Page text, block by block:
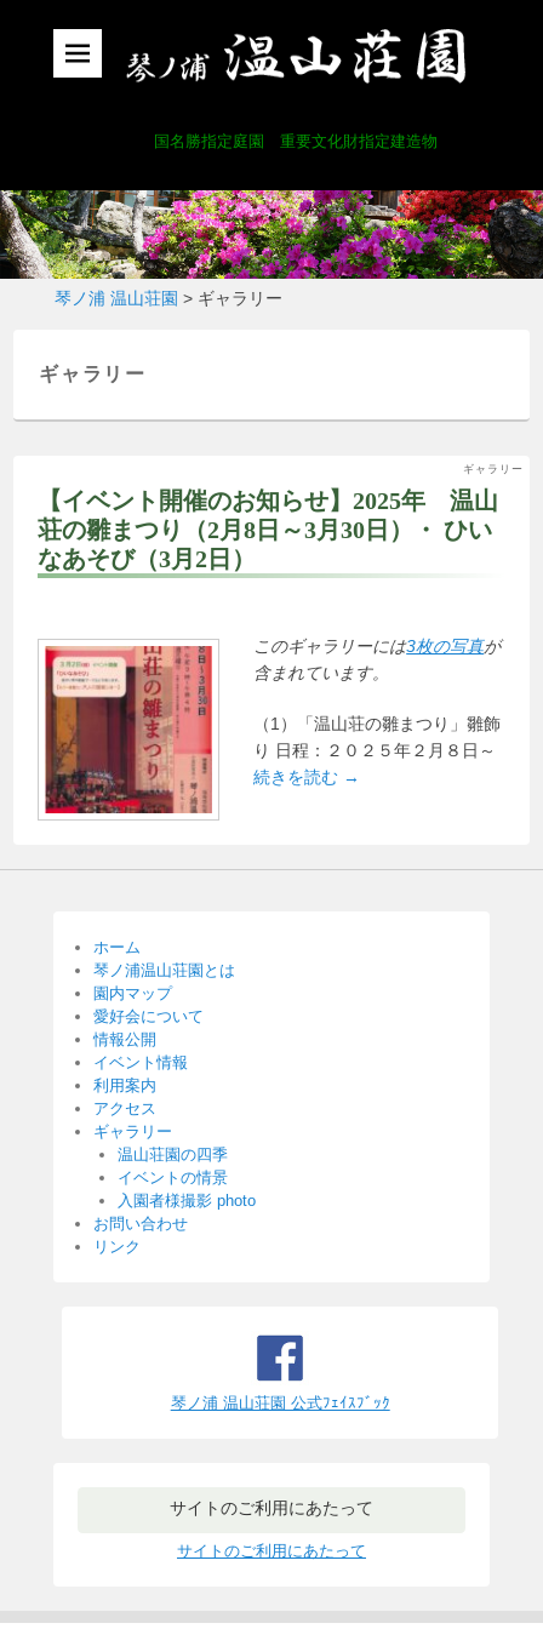
国名勝指定庭園 重要文化財指定建造物
琴ノ浦 温山荘園 > ギャラリー
ギャラリー
【イベント開催のお知らせ】2025年 温山
荘の雛まつり（2月8日～3月30日）・ ひい
なあそび（3月2日）
ギャラリー
このギャラリーには3枚の写真が
含まれています。
（1）「温山荘の雛まつり」雛飾
り 日程：２０２５年２月８日～
続きを読む →
ホーム
琴ノ浦温山荘園とは
園内マップ
愛好会について
情報公開
イベント情報
利用案内
アクセス
ギャラリー
温山荘園の四季
イベントの情景
入園者様撮影 photo
お問い合わせ
リンク
琴ノ浦 温山荘園 公式ﾌｪｲｽﾌﾞｯｸ
サイトのご利用にあたって
サイトのご利用にあたって